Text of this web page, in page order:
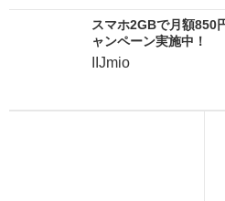
スマホ2GBで月額850
ャンペーン実施中！
IIJmio